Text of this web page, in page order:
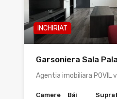
INCHIRIAT
Garsoniera Sala
Agentia imobiliara POVIL
Camere Băi